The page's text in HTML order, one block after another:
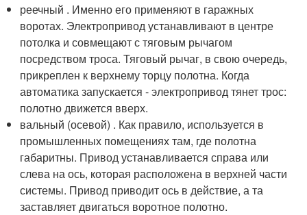
реечный . Именно его применяют в гаражных
воротах. Электропривод устанавливают в центре
потолка и совмещают с тяговым рычагом
посредством троса. Тяговый рычаг, в свою очередь,
прикреплен к верхнему торцу полотна. Когда
автоматика запускается - электропривод тянет трос:
полотно движется вверх.
вальный (осевой) . Как правило, используется в
промышленных помещениях там, где полотна
габаритны. Привод устанавливается справа или
слева на ось, которая расположена в верхней части
системы. Привод приводит ось в действие, а та
заставляет двигаться воротное полотно.